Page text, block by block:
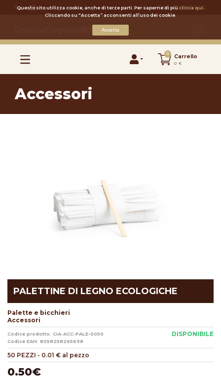
FAQ CONTATTI
0 Carrello
0 €
Accessori
PALETTINE DI LEGNO ECOLOGICHE
Palette e bicchieri
Accessori
Codice prodotto: CIA-ACC-PALE-0050
Codice EAN: 8058258265698
DISPONIBILE
50 PEZZI - 0.01 € al pezzo
0.50€
Questo sito utilizza cookie, anche di terze parti. Per saperne di più clicca qui
Cliccando su “Accetta” acconsenti all’uso dei cookie.
Accetta